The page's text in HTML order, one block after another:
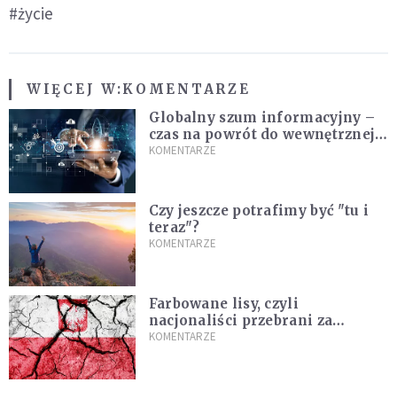
#życie
WIĘCEJ W:KOMENTARZE
Globalny szum informacyjny –
czas na powrót do wewnętrznej
prawdy
KOMENTARZE
Czy jeszcze potrafimy być "tu i
teraz"?
KOMENTARZE
Farbowane lisy, czyli
nacjonaliści przebrani za
chrześcijan
KOMENTARZE